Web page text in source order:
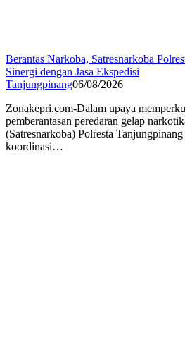
Berantas Narkoba, Satresnarkoba
Sinergi dengan Jasa Ekspedisi
Tanjungpinang06/08/2026
Zonakepri.com-Dalam upaya
pemberantasan peredaran gelap
(Satresnarkoba) Polresta
koordinasi…